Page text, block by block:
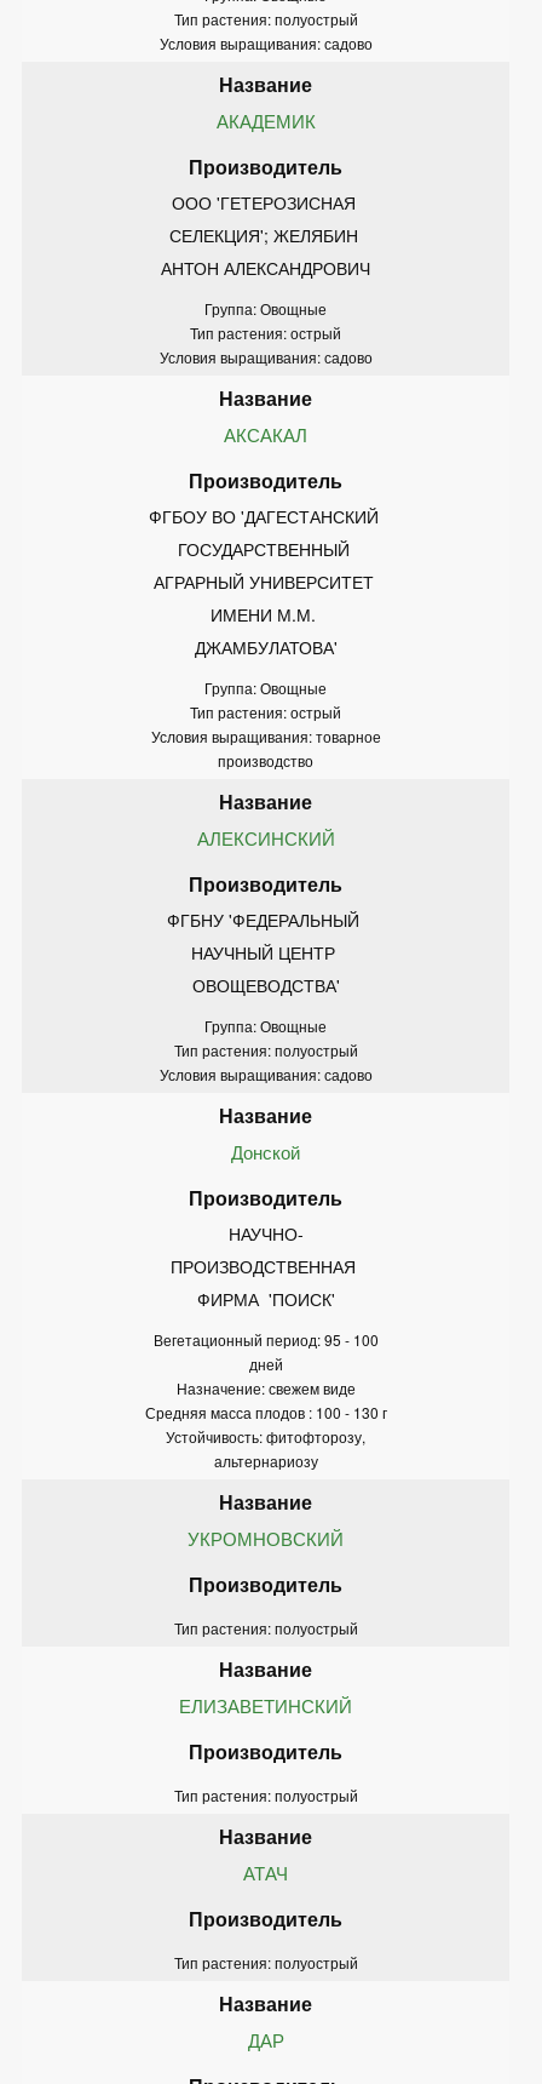
Тип растения: полуострый
Условия выращивания: садово
АКАДЕМИК
ООО 'ГЕТЕРОЗИСНАЯ
СЕЛЕКЦИЯ'; ЖЕЛЯБИН
АНТОН АЛЕКСАНДРОВИЧ
Группа: Овощные
Тип растения: острый
Условия выращивания: садово
АКСАКАЛ
ФГБОУ ВО 'ДАГЕСТАНСКИЙ
ГОСУДАРСТВЕННЫЙ
АГРАРНЫЙ УНИВЕРСИТЕТ
ИМЕНИ М.М.
ДЖАМБУЛАТОВА'
Группа: Овощные
Тип растения: острый
Условия выращивания: товарное
производство
АЛЕКСИНСКИЙ
ФГБНУ 'ФЕДЕРАЛЬНЫЙ
НАУЧНЫЙ ЦЕНТР
ОВОЩЕВОДСТВА'
Группа: Овощные
Тип растения: полуострый
Условия выращивания: садово
Донской
НАУЧНО-
ПРОИЗВОДСТВЕННАЯ
ФИРМА  'ПОИСК'
Вегетационный период: 95 - 100
дней
Назначение: свежем виде
Средняя масса плодов : 100 - 130 г
Устойчивость: фитофторозу,
альтернариозу
УКРОМНОВСКИЙ
Тип растения: полуострый
ЕЛИЗАВЕТИНСКИЙ
Тип растения: полуострый
АТАЧ
Тип растения: полуострый
ДАР